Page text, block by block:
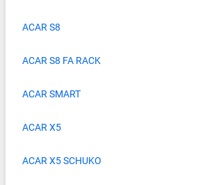
ACAR S8
ACAR S8 FA RACK
ACAR SMART
ACAR X5
ACAR X5 SCHUKO